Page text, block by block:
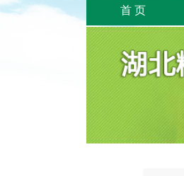
首 页